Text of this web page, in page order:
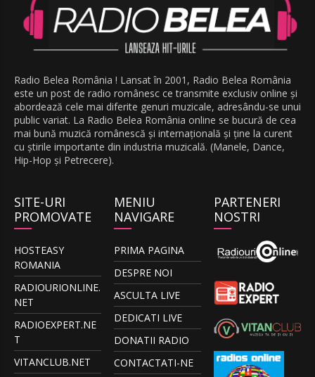
Radio Belea România ! Lansat în 2001, Radio Belea România
este un post de radio românesc ce transmite exclusiv online și
abordează cele mai diferite genuri muzicale, adresându-se unui
public variat. La Radio Belea România online se bucură de cea
mai bună muzică românescă și internațională și ține la curent
cu știrile importante din industria muzicală. (Manele, Dance,
Hip-Hop și Petrecere).
SITE-URI
PROMOVATE
HOSTEASY
ROMANIA
RADIOURIONLINE.
NET
RADIOEXPERT.NE
T
VITANCLUB.NET
MENIU
NAVIGARE
PRIMA PAGINA
DESPRE NOI
ASCULTA LIVE
DEDICATI LIVE
DONATII RADIO
CONTACTATI-NE
PARTENERI
NOSTRI